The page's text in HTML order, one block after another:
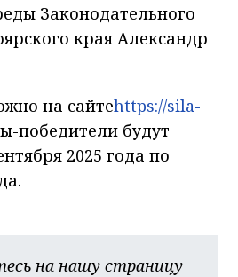
Законодательного
края Александр
на сайтеhttps://sila-
победители будут
2025 года по
на нашу страницу